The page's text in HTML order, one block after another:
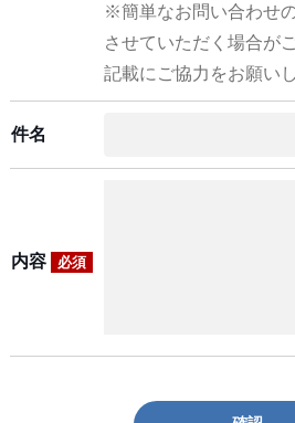
※簡単なお問い合わせ
させていただく場合が
記載にご協力をお願い
件名
内容 必須